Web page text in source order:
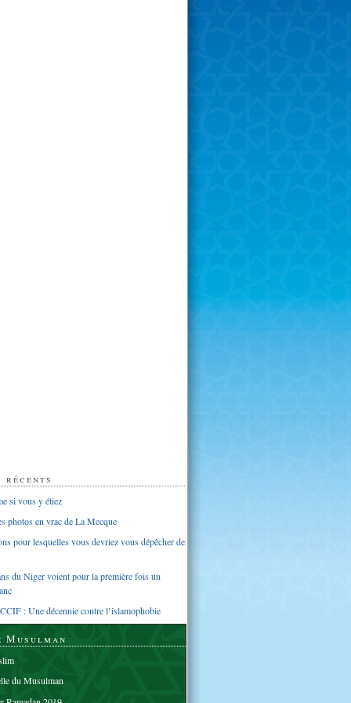
si vous y étiez
photos en vrac de La Mecque
pour lesquelles vous devriez vous dépêcher de
du Niger voient pour la première fois un
: Une décennie contre l’islamophobie
Musulman
du Musulman